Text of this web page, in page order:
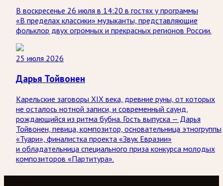
В воскресенье 26 июля в 14:20 в гостях у программы
«В пределах классики» музыканты, представляющие
фольклор двух огромных и прекрасных регионов России.
25 июля 2026
Дарья Тойвонен
Карельские заговоры XIX века, древние руны, от которых
не осталось нотной записи, и современный саунд,
рождающийся из ритма бубна. Гость выпуска — Дарья
Тойвонен, певица, композитор, основательница этногруппы
«Туари», финалистка проекта «Звук Евразии»
и обладательница специального приза конкурса молодых
композиторов «Партитура».